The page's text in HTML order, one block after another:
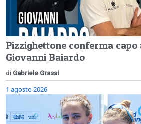
Pizzighettone conferma
Giovanni Baiardo
di Gabriele Grassi
1 agosto 2026